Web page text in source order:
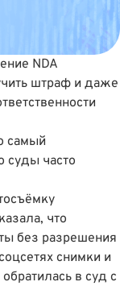
NDA
штраф и даже
самый
суды часто
что
без разрешения
снимки и
в суд с